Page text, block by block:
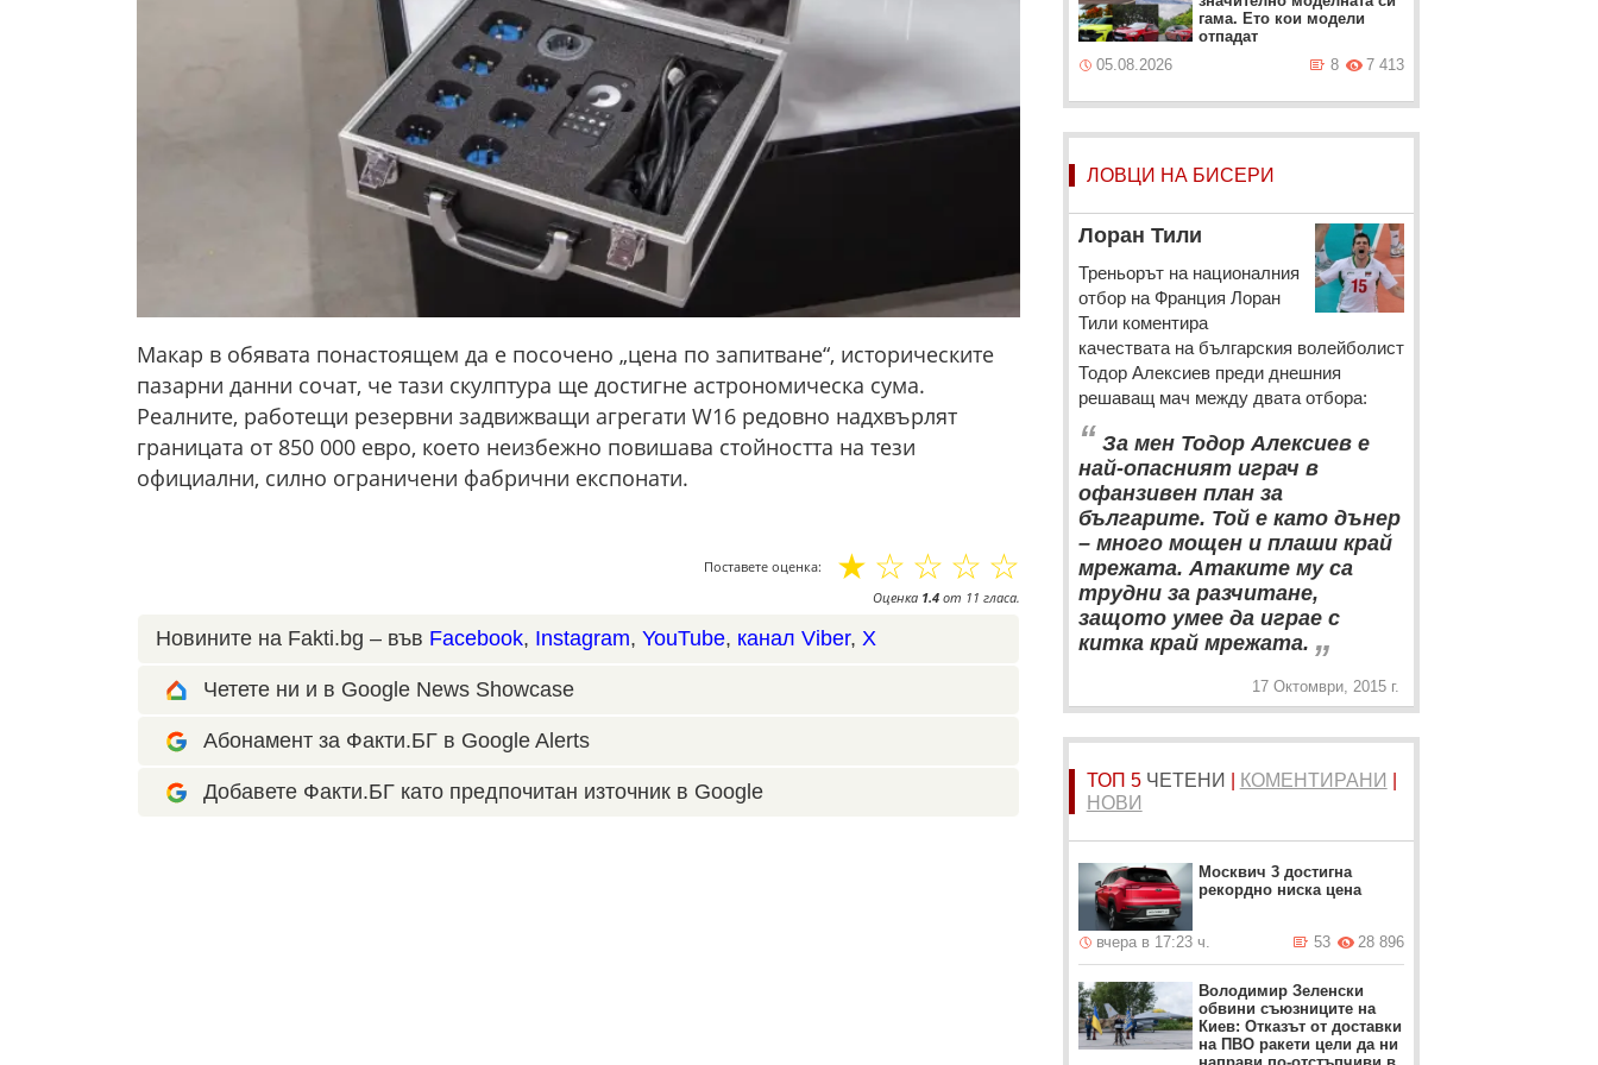
Макар в обявата понастоящем да е посочено „цена по запитване“, историческите
пазарни данни сочат, че тази скулптура ще достигне астрономическа сума.
Реалните, работещи резервни задвижващи агрегати W16 редовно надхвърлят
границата от 850 000 евро, което неизбежно повишава стойността на тези
официални, силно ограничени фабрични експонати.
Поставете оценка: ☆
☆
☆
☆
☆
Оценка 1.4от 11 гласа.
Новините на Fakti.bg – във Facebook, Instagram, YouTube, канал Viber, X
Четете ни и в Google News Showcase
Абонамент за Факти.БГ в Google Alerts
Добавете Факти.БГ като предпочитан източник в Google
гама. Ето кои модели
отпадат
05.08.2026
7 413
8
ЛОВЦИ НА БИСЕРИ
Лоран Тили
Треньорът на националния
отбор на Франция Лоран
Тили коментира
качествата на българския волейболист
Тодор Алексиев преди днешния
решаващ мач между двата отбора:
“ За мен Тодор Алексиев е
най-опасният играч в
офанзивен план за
българите. Той е като дънер
– много мощен и плаши край
мрежата. Атаките му са
трудни за разчитане,
защото умее да играе с
китка край мрежата. „
17 Октомври, 2015 г.
ТОП 5 ЧЕТЕНИ КОМЕНТИРАНИ
НОВИ
Москвич 3 достигна
рекордно ниска цена
вчера в 17:23 ч. 28 896
53
Володимир Зеленски
обвини съюзниците на
Киев: Отказът от доставки
на ПВО ракети цели да ни